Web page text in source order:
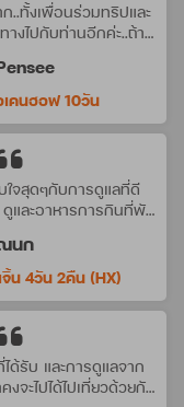
..ทั้งเพื่อนร่วมทริปและ
ทางไปกับท่านอีกค่ะ..ถ้ามี
ทัวร์ยุโรปเคอเคนฮอฟ 10วัน
ใจสุดๆกับการดูแลที่ดี
และอาหารการกินที่พัก
นี้อีกค่ะ
นก
น 4วัน 2คืน (HX)
ด้รับ และการดูแลจาก
จะไปได้ไปเที่ยวด้วยกัน